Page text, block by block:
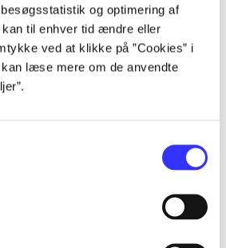
og optimering af
kan til enhver tid ændre eller
ved at klikke på ”Cookies” i
læse mere om de anvendte
...
om